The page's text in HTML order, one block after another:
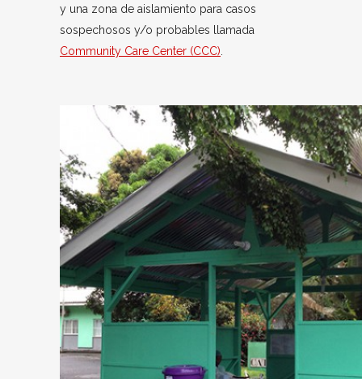
y una zona de aislamiento para casos
sospechosos y/o probables llamada
Community Care Center (CCC)